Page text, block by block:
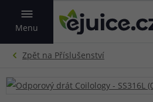
Menu
VYHLEDAT